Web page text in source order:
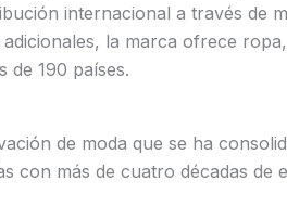
internacional a través de
la marca ofrece
de 190 países.
de moda que se ha
con más de cuatro décadas de